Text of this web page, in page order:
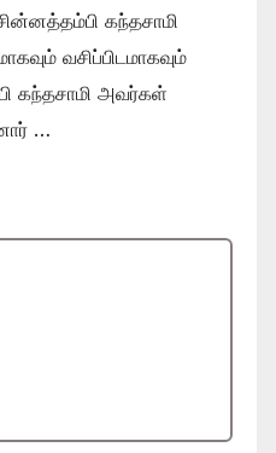
கந்தசாமி
வசிப்பிடமாகவும்
கந்தசாமி அவர்கள்
…